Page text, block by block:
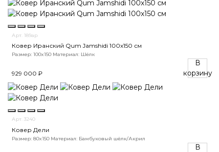
Арт. 189ар
Ковер Иранский Qum Jamshidi 100x150 см
Размер: 100x150 Материал: Шёлк
929 000 ₽
В
корзину
Арт. 3240
Ковер Дели
Размер: 80x150 Материал: Бамбуковый шёлк/Акрил
В